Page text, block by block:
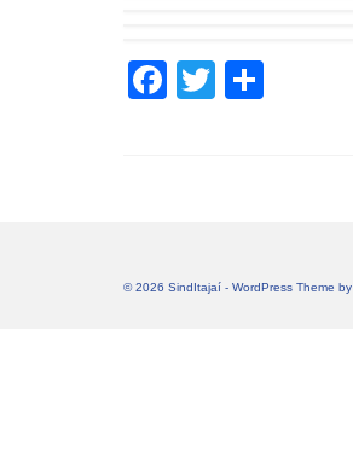
Facebook
Twitter
© 2026 SindItajaí - WordPress Theme by